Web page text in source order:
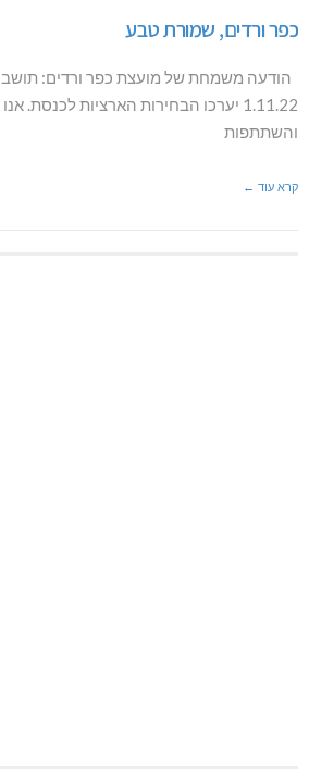
כפר ורדים, שמורת טבע
הודעה משמחת של מועצת כפר ורדים:
1.11.22 יערכו הבחירות הארציות לכנסת.
והשתתפות
קרא עוד ←